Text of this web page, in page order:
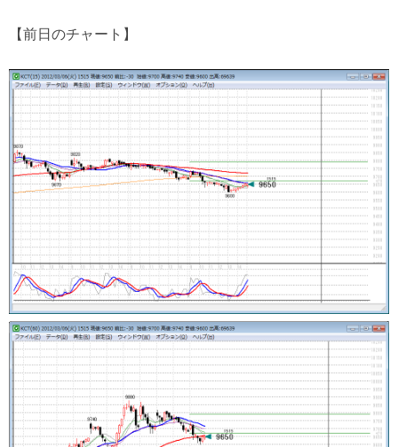
【前日のチャート】